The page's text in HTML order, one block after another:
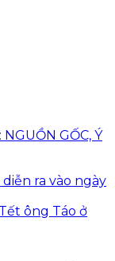
GỐC, Ý
ra vào ngày
ông Táo ở